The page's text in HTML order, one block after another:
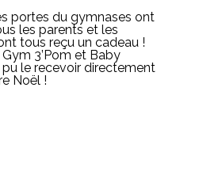
portes du gymnases ont
les parents et les
tous reçu un cadeau !
3’Pom et Baby
le recevoir directement
Noël !